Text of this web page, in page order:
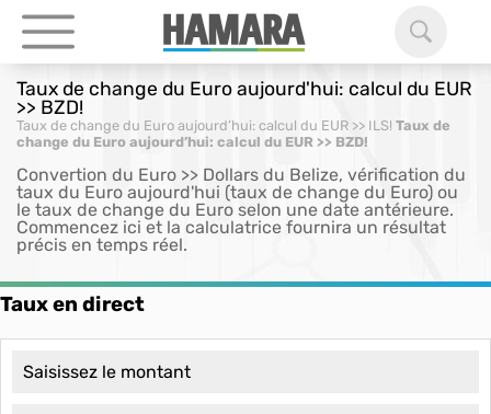
Taux de change du Euro aujourd'hui: calcul du EUR
>> BZD!
Taux de change du Euro aujourd’hui: calcul du EUR >> ILS! Taux de
change du Euro aujourd’hui: calcul du EUR >> BZD!
Convertion du Euro >> Dollars du Belize, vérification du
taux du Euro aujourd'hui (taux de change du Euro) ou
le taux de change du Euro selon une date antérieure.
Commencez ici et la calculatrice fournira un résultat
précis en temps réel.
Taux en direct